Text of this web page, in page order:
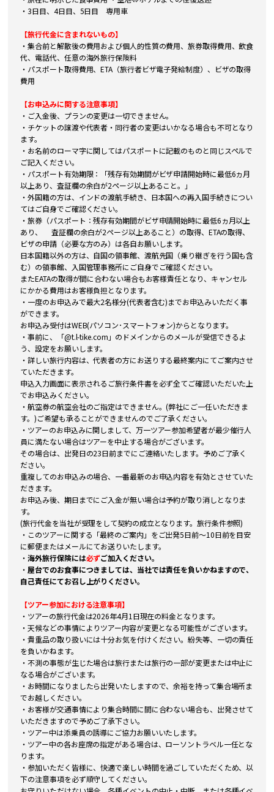
・3日目、4日目、5日目 専用車
【旅行代金に含まれないもの】
・集合前と解散後の費用および個人的性質の費用、旅券取得費用、飲食
代、電話代、任意の海外旅行保険料
・パスポート取得費用、ETA（旅行者ビザ電子発給制度）、ビザの取得
費用
【お申込みに関する注意事項】
・ご入金後、プランの変更は一切できません。
・チケットの譲渡や代表者・同行者の変更はいかなる場合も不可となり
ます。
・お名前のローマ字に関してはパスポートに記載のものと同じスペルで
ご記入ください。
・パスポート有効期限：「残存有効期間がビザ申請開始時に最低6ヵ月
以上あり、査証欄の余白が2ページ以上あること。」
・外国籍の方は、インドの渡航手続き、日本国への再入国手続きについ
てはご自身でご確認ください。
・旅券（パスポート：残存有効期間がビザ申請開始時に最低6ヵ月以上
あり、 査証欄の余白が2ページ以上あること）の取得、ETAの取得、
ビザの申請（必要な方のみ）は各自お願いします。
日本国籍以外の方は、自国の領事館、渡航先国（乗り継ぎを行う国も含
む）の領事館、入国管理事務所にご自身でご確認ください。
またEATAの取得が間に合わない場合もお客様責任となり、キャンセル
にかかる費用はお客様負担となります。
・一度のお申込みで最大2名様分(代表者含む)までお申込みいただく事
ができます。
お申込み受付はWEB(パソコン･スマートフォン)からとなります。
・事前に、「@t.l-tike.com」のドメインからのメールが受信できるよ
う、設定をお願いします。
・詳しい旅行内容は、代表者の方にお送りする最終案内にてご案内させ
ていただきます。
申込入力画面に表示されるご旅行条件書を必ず全てご確認いただいた上
でお申込みください。
・航空券の航空会社のご指定はできません。(弊社にご一任いただきま
す。)ご希望も承ることができませんのでご了承ください。
・ツアーのお申込みに関しまして、万一ツアー参加希望者が最少催行人
員に満たない場合はツアーを中止する場合がございます。
その場合は、出発日の23日前までにご連絡いたします。予めご了承く
ださい。
重複してのお申込みの場合、一番最新のお申込内容を有効とさせていた
だきます。
お申込み後、期日までにご入金が無い場合は予約が取り消しとなりま
す。
(旅行代金を当社が受理をして契約の成立となります。旅行条件参照)
・このツアーに関する「最終のご案内」をご出発5日前～10日前を目安
に郵便またはメールにてお送りいたします。
・海外旅行保険には必ずご加入ください。
・屋台でのお食事につきましては、当社では責任を負いかねますので、
自己責任にてお召し上がりください。
【ツアー参加における注意事項】
・ツアーの旅行代金は2026年4月1日現在の料金となります。
・天候などの事情によりツアー内容が変更となる可能性がございます。
・貴重品の取り扱いには十分お気を付けください。紛失等、一切の責任
を負いかねます。
・不測の事態が生じた場合は旅行または旅行の一部が変更または中止に
なる場合がございます。
・お時間になりましたら出発いたしますので、余裕を持って集合場所ま
でお越しください。
・お客様が交通事情により集合時間に間に合わない場合も、出発させて
いただきますので予めご了承下さい。
・ツアー中は添乗員の誘導にご協力お願いいたします。
・ツアー中の各お座席の指定がある場合は、ローソントラベル一任とな
ります。
・参加いただく皆様に、快適で楽しい時間を過ごしていただくため、以
下の注意事項を必ず順守してください。